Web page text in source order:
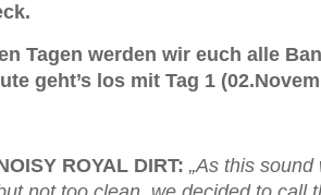
Tagen werden wir euch alle
geht’s los mit Tag 1
ROYAL DIRT: „As this